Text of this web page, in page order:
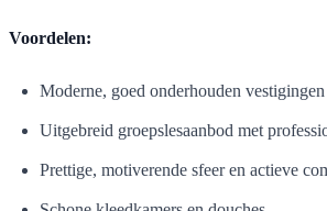
Voordelen:
Moderne, goed onderhouden
Uitgebreid groepslesaanbod met
Prettige, motiverende sfeer en actieve